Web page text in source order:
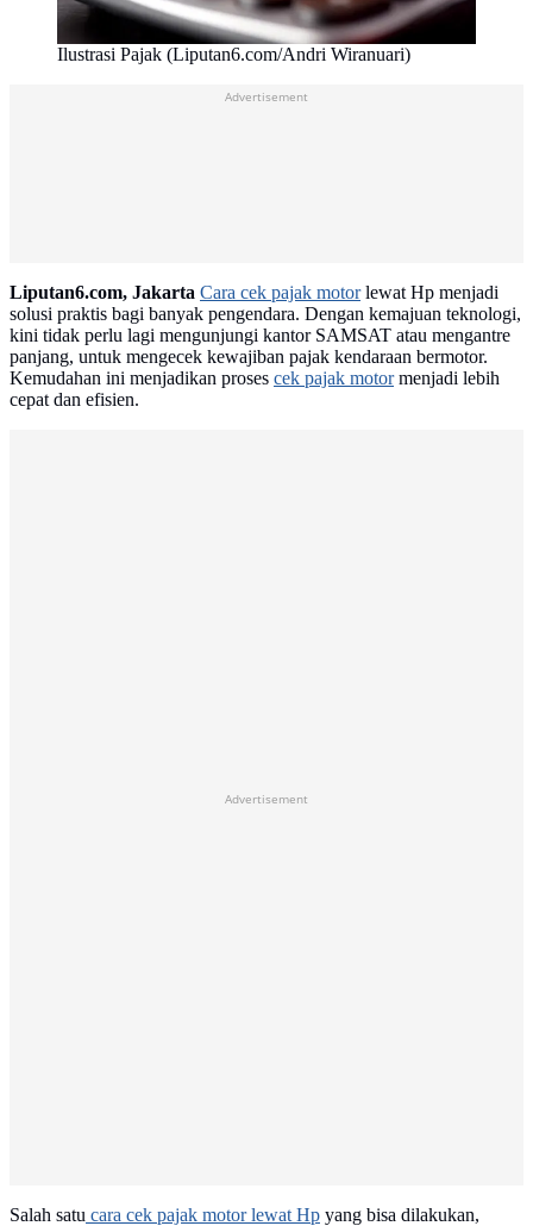
Ilustrasi Pajak (Liputan6.com/Andri Wiranuari)
Advertisement
Liputan6.com, Jakarta Cara cek pajak motorlewat Hp menjadi
solusi praktis bagi banyak pengendara. Dengan kemajuan teknologi,
kini tidak perlu lagi mengunjungi kantor SAMSAT atau mengantre
panjang, untuk mengecek kewajiban pajak kendaraan bermotor.
Kemudahan ini menjadikan proses cek pajak motormenjadi lebih
cepat dan efisien.
Advertisement
Salah satu cara cek pajak motor lewat Hp yang bisa dilakukan,